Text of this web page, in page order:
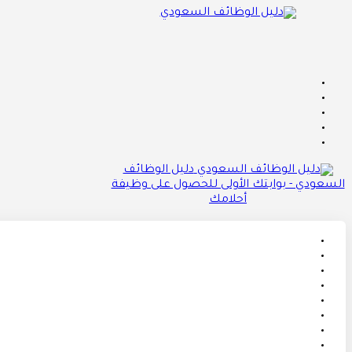
دليل الوظائف
السعودي - بوابتك الأولى للحصول على وظيفة
أحلامك